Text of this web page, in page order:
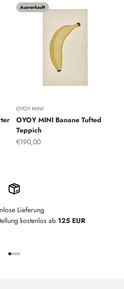
Ausverkauft
OYOY MINI
OYOY MINI Banane Tufted
Teppich
Angebot
€190,00
Lieferung
kostenlos ab 125 EUR